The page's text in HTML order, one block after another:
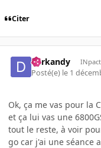
Citer
darkandy
Posté(e) le 1
Ok, ça me vas pour la
et ça lui vas une
tout le reste, à voir
go car j'ai une séance